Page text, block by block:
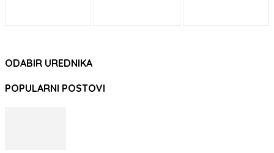
ODABIR UREDNIKA
POPULARNI POSTOVI